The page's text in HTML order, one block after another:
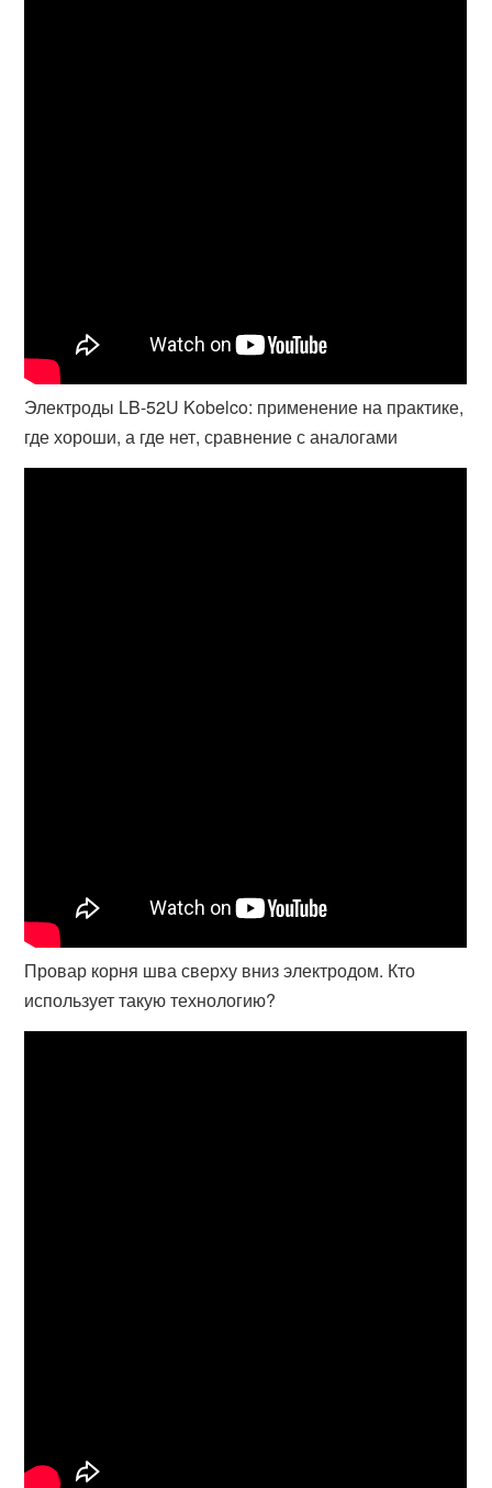
Электроды LB-52U Kobelco: применение на практике,
где хороши, а где нет, сравнение с аналогами
Провар корня шва сверху вниз электродом. Кто
использует такую технологию?